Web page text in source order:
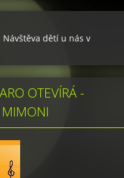
dětí u nás v
OTEVÍRÁ -
MIMONI